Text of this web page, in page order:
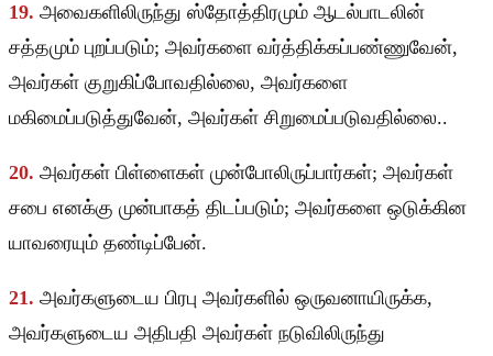
19. அவைகளிலிருந்து ஸ்தோத்திரமும் ஆடல்பாடலின்
சத்தமும் புறப்படும்; அவர்களை வர்த்திக்கப்பண்ணுவேன்,
அவர்கள் குறுகிப்போவதில்லை, அவர்களை
மகிமைப்படுத்துவேன், அவர்கள் சிறுமைப்படுவதில்லை..
20. அவர்கள் பிள்ளைகள் முன்போலிருப்பார்கள்; அவர்கள்
சபை எனக்கு முன்பாகத் திடப்படும்; அவர்களை ஒடுக்கின
யாவரையும் தண்டிப்பேன்.
21. அவர்களுடைய பிரபு அவர்களில் ஒருவனாயிருக்க,
அவர்களுடைய அதிபதி அவர்கள் நடுவிலிருந்து